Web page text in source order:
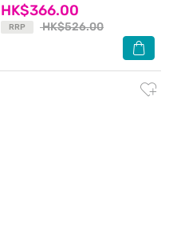
HK$366.00
RRP HK$526.00